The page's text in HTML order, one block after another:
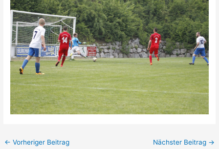
← Vorheriger Beitrag Nächster Beitrag →